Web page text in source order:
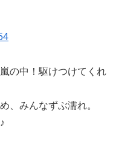
の中！駆けつけてくれ
、みんなずぶ濡れ。